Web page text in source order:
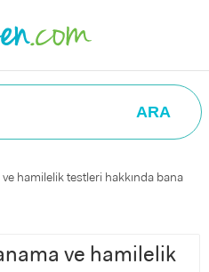
ARA
hamilelik testleri hakkında bana
ve hamilelik